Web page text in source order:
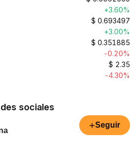
+3.60%
$ 0.693497
+3.00%
$ 0.351885
-0.20%
$ 2.35
-4.30%
sociales
+Seguir